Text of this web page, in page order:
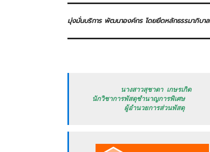
มุ่งมั่นบริการ พัฒนาองค์กร โดยยึดหลักธรรมาภิบาล
           นางสาวสุชาดา เกษรเกิด
   นักวิชาการพัสดุชำนาญการพิเศษ
            ผู้อำนวยการส่วนพัสดุ